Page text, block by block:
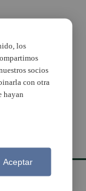
los
socios
con otra
hayan
Aceptar